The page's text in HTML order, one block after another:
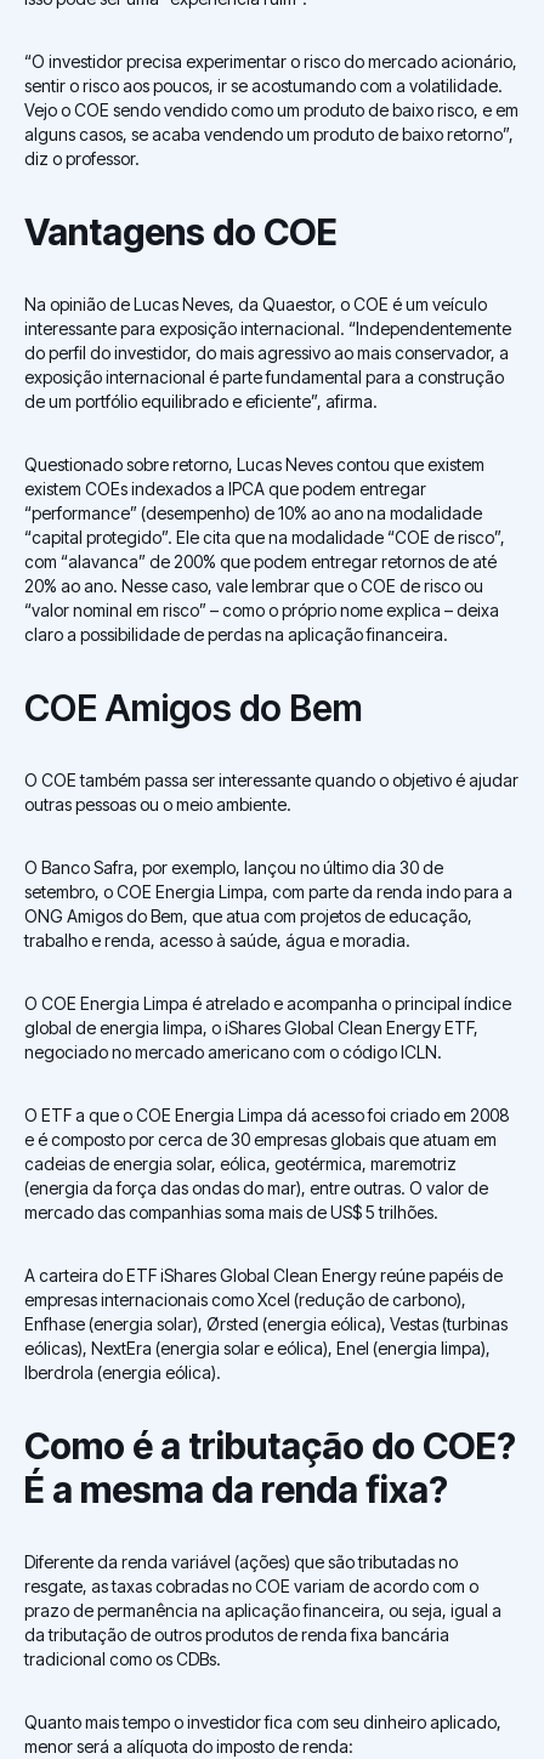
“O investidor precisa experimentar o risco do mercado acionário,
sentir o risco aos poucos, ir se acostumando com a volatilidade.
Vejo o COE sendo vendido como um produto de baixo risco, e em
alguns casos, se acaba vendendo um produto de baixo retorno”,
diz o professor.
Vantagens do COE
Na opinião de Lucas Neves, da Quaestor, o COE é um veículo
interessante para exposição internacional. “Independentemente
do perfil do investidor, do mais agressivo ao mais conservador, a
exposição internacional é parte fundamental para a construção
de um portfólio equilibrado e eficiente”, afirma.
Questionado sobre retorno, Lucas Neves contou que existem
existem COEs indexados a IPCA que podem entregar
“performance” (desempenho) de 10% ao ano na modalidade
“capital protegido”. Ele cita que na modalidade “COE de risco”,
com “alavanca” de 200% que podem entregar retornos de até
20% ao ano. Nesse caso, vale lembrar que o COE de risco ou
“valor nominal em risco” – como o próprio nome explica – deixa
claro a possibilidade de perdas na aplicação financeira.
COE Amigos do Bem
O COE também passa ser interessante quando o objetivo é ajudar
outras pessoas ou o meio ambiente.
O Banco Safra, por exemplo, lançou no último dia 30 de
setembro, o COE Energia Limpa, com parte da renda indo para a
ONG Amigos do Bem, que atua com projetos de educação,
trabalho e renda, acesso à saúde, água e moradia.
O COE Energia Limpa é atrelado e acompanha o principal índice
global de energia limpa, o iShares Global Clean Energy ETF,
negociado no mercado americano com o código ICLN.
O ETF a que o COE Energia Limpa dá acesso foi criado em 2008
e é composto por cerca de 30 empresas globais que atuam em
cadeias de energia solar, eólica, geotérmica, maremotriz
(energia da força das ondas do mar), entre outras. O valor de
mercado das companhias soma mais de US$ 5 trilhões.
A carteira do ETF iShares Global Clean Energy reúne papéis de
empresas internacionais como Xcel (redução de carbono),
Enfhase (energia solar), Ørsted (energia eólica), Vestas (turbinas
eólicas), NextEra (energia solar e eólica), Enel (energia limpa),
Iberdrola (energia eólica).
Como é a tributação do COE?
É a mesma da renda fixa?
Diferente da renda variável (ações) que são tributadas no
resgate, as taxas cobradas no COE variam de acordo com o
prazo de permanência na aplicação financeira, ou seja, igual a
da tributação de outros produtos de renda fixa bancária
tradicional como os CDBs.
Quanto mais tempo o investidor fica com seu dinheiro aplicado,
menor será a alíquota do imposto de renda: